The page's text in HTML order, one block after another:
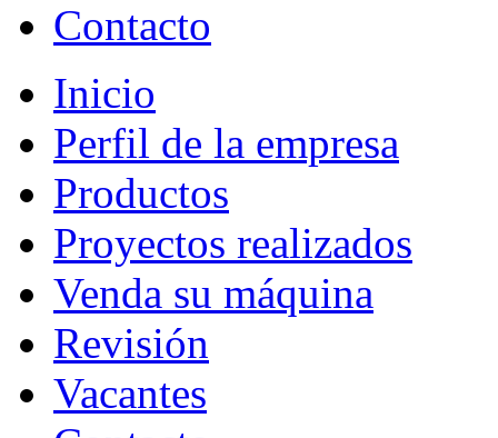
Contacto
Inicio
Perfil de la empresa
Productos
Proyectos realizados
Venda su máquina
Revisión
Vacantes